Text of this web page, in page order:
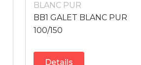
BLANC PUR
BB1 GALET BLANC PUR
100/150
Details